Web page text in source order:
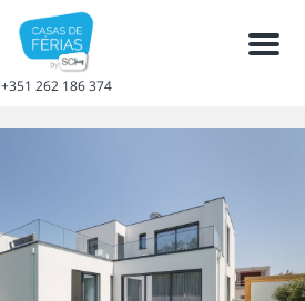
+351 262 186 374
Menú